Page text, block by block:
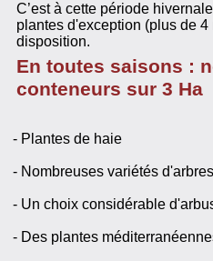
C’est à cette période
plantes d'exception (plus de
disposition.
En toutes saisons :
conteneurs sur 3 Ha
- Plantes de haie
- Nombreuses variétés
- Un choix considérable
- Des plantes